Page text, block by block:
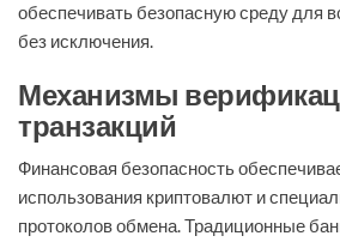
обеспечивать безопасную среду для
без исключения.
Механизмы
транзакций
Финансовая безопасность
использования криптовалют и
протоколов обмена. Традиционные